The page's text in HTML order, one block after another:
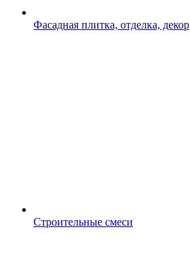
Фасадная плитка, отделка, декор
Строительные смеси